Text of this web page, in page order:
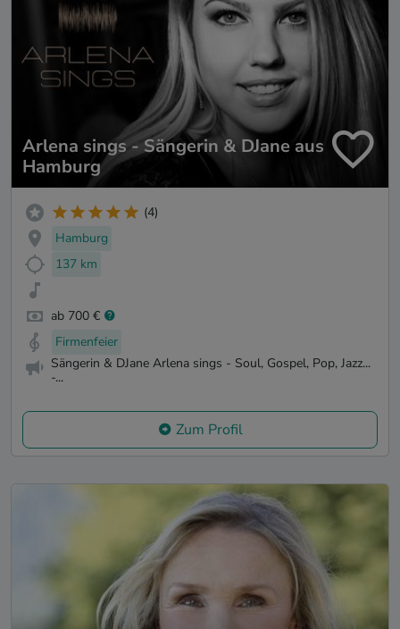
Arlena sings - Sängerin & DJane aus
Hamburg
(4)
Hamburg
137 km
ab 700 €
Firmenfeier
Sängerin & DJane Arlena sings - Soul, Gospel, Pop, Jazz...
-...
Zum Profil